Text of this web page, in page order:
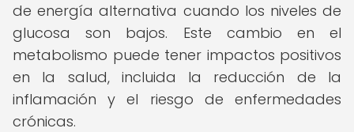
de energía alternativa cuando los niveles de
glucosa son bajos. Este cambio en el
metabolismo puede tener impactos positivos
en la salud, incluida la reducción de la
inflamación y el riesgo de enfermedades
crónicas.